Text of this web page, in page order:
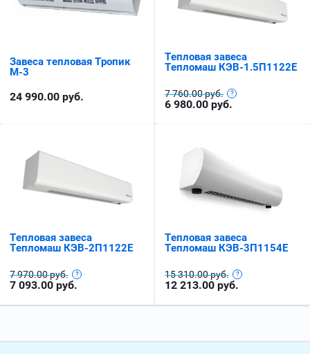
Завеса тепловая Тропик
М-3
24 990.00 руб.
Тепловая завеса
Тепломаш КЭВ-1.5П1122E
7 760.00 руб.
6 980.00 руб.
Тепловая завеса
Тепломаш КЭВ-2П1122E
7 970.00 руб.
7 093.00 руб.
Тепловая завеса
Тепломаш КЭВ-3П1154E
15 310.00 руб.
12 213.00 руб.